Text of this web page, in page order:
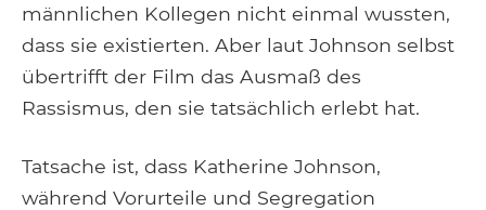
männlichen Kollegen nicht einmal wussten,
dass sie existierten. Aber laut Johnson selbst
übertrifft der Film das Ausmaß des
Rassismus, den sie tatsächlich erlebt hat.
Tatsache ist, dass Katherine Johnson,
während Vorurteile und Segregation